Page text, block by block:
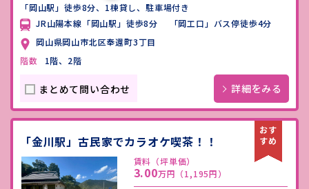
「岡山駅」徒歩8分、1棟貸し、駐車場付き
JR山陽本線「岡山駅」徒歩8分 「岡工口」バス停徒歩4分
岡山県岡山市北区奉還町3丁目
階数
1階、2階
まとめて問い合わせ 詳細をみる
「金川駅」古民家でカラオケ喫茶！！
賃料（坪単価）
3.00万円 （1,195円）